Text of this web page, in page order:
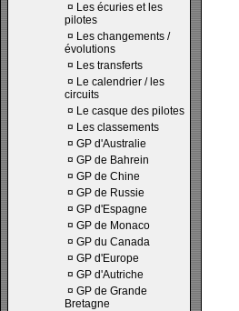
¤ Les écuries et les
pilotes
¤ Les changements /
évolutions
¤ Les transferts
¤ Le calendrier / les
circuits
¤ Le casque des pilotes
¤ Les classements
¤ GP d'Australie
¤ GP de Bahrein
¤ GP de Chine
¤ GP de Russie
¤ GP d'Espagne
¤ GP de Monaco
¤ GP du Canada
¤ GP d'Europe
¤ GP d'Autriche
¤ GP de Grande
Bretagne